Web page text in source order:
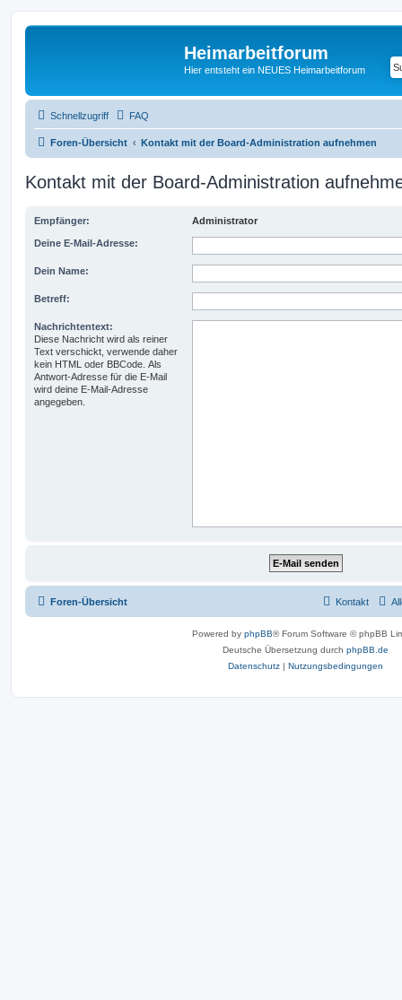
Heimarbeitforum
Hier entsteht ein NEUES Heimarbeitforum
Schnellzugriff FAQ
Foren-Übersicht Kontakt mit der Board-Administration aufnehmen
Kontakt mit der Board-Administration
Empfänger: Administrator
Deine E-Mail-Adresse:
Dein Name:
Betreff:
Nachrichtentext:
Diese Nachricht wird als reiner
Text verschickt, verwende daher
kein HTML oder BBCode. Als
Antwort-Adresse für die E-Mail
wird deine E-Mail-Adresse
angegeben.
Foren-Übersicht Kontakt
Powered by phpBB® Forum Software © phpBB
Deutsche Übersetzung durch phpBB.de
Datenschutz | Nutzungsbedingungen